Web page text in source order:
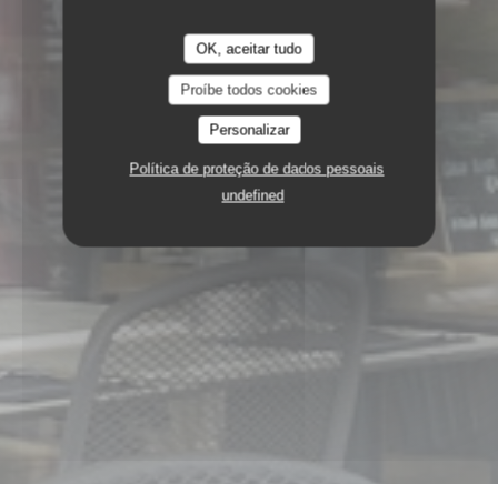
OK, aceitar tudo
Proíbe todos cookies
Personalizar
Política de proteção de dados pessoais
undefined